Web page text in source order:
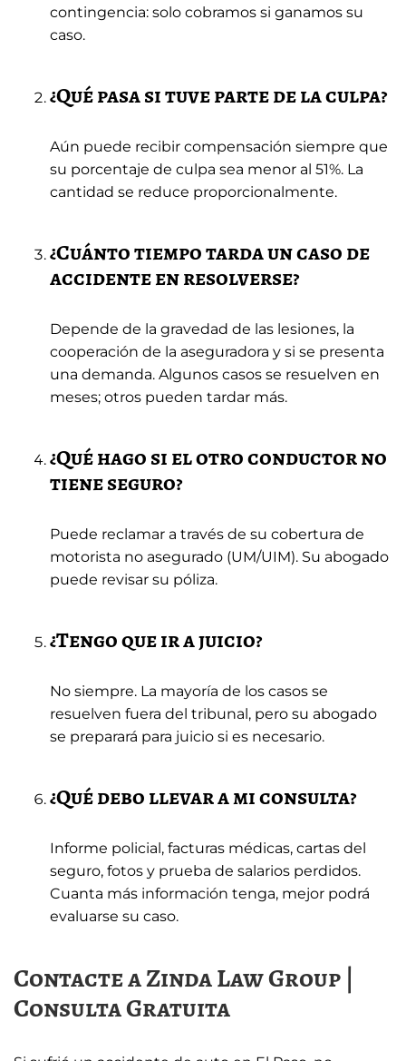
contingencia: solo cobramos si ganamos su
caso.
¿Qué pasa si tuve parte de la culpa?
Aún puede recibir compensación siempre que
su porcentaje de culpa sea menor al 51%. La
cantidad se reduce proporcionalmente.
¿Cuánto tiempo tarda un caso de
accidente en resolverse?
Depende de la gravedad de las lesiones, la
cooperación de la aseguradora y si se presenta
una demanda. Algunos casos se resuelven en
meses; otros pueden tardar más.
¿Qué hago si el otro conductor no
tiene seguro?
Puede reclamar a través de su cobertura de
motorista no asegurado (UM/UIM). Su abogado
puede revisar su póliza.
¿Tengo que ir a juicio?
No siempre. La mayoría de los casos se
resuelven fuera del tribunal, pero su abogado
se preparará para juicio si es necesario.
¿Qué debo llevar a mi consulta?
Informe policial, facturas médicas, cartas del
seguro, fotos y prueba de salarios perdidos.
Cuanta más información tenga, mejor podrá
evaluarse su caso.
Contacte a Zinda Law Group |
Consulta Gratuita